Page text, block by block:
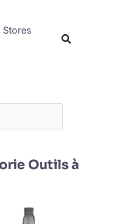
Stores
Outils à